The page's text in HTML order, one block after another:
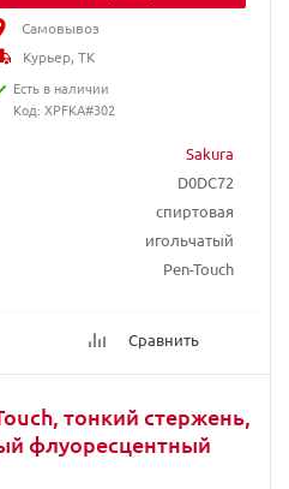
Sakura
D0DC72
спиртовая
игольчатый
Pen-Touch
Сравнить
Самовывоз
Курьер, ТК
Есть в наличии
Код: XPFKA#302
тонкий стержень,
флуоресцентный